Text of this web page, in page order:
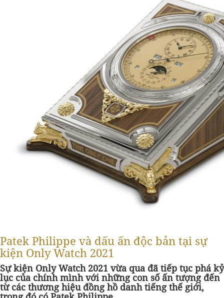
Patek Philippe và dấu ấn độc bản tại sự
kiện Only Watch 2021
Sự kiện Only Watch 2021 vừa qua đã tiếp tục phá kỷ
lục của chính mình với những con số ấn tượng đến
từ các thương hiệu đồng hồ danh tiếng thế giới,